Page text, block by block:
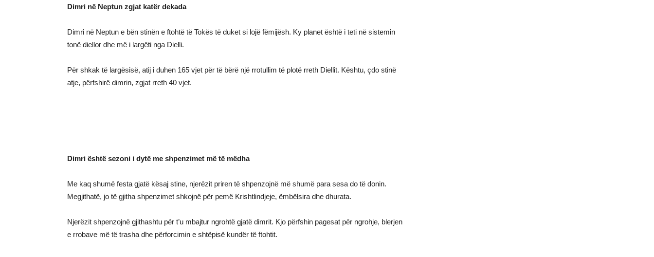
Dimri në Neptun zgjat katër dekada
Dimri në Neptun e bën stinën e ftohtë të Tokës të duket si lojë fëmijësh. Ky planet është i teti në sistemin
tonë diellor dhe më i largëti nga Dielli.
Për shkak të largësisë, atij i duhen 165 vjet për të bërë një rrotullim të plotë rreth Diellit. Kështu, çdo stinë
atje, përfshirë dimrin, zgjat rreth 40 vjet.
Dimri është sezoni i dytë me shpenzimet më të mëdha
Me kaq shumë festa gjatë kësaj stine, njerëzit priren të shpenzojnë më shumë para sesa do të donin.
Megjithatë, jo të gjitha shpenzimet shkojnë për pemë Krishtlindjeje, ëmbëlsira dhe dhurata.
Njerëzit shpenzojnë gjithashtu për t’u mbajtur ngrohtë gjatë dimrit. Kjo përfshin pagesat për ngrohje, blerjen
e rrobave më të trasha dhe përforcimin e shtëpisë kundër të ftohtit.